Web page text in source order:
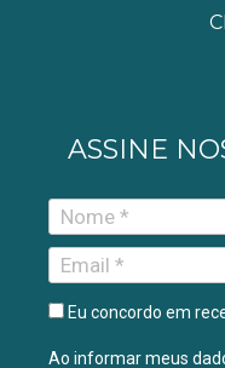
ASSINE
Eu concordo em
Ao informar meus